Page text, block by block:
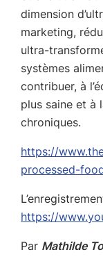
dimension
marketing,
ultra-
systèmes
contribuer, à
plus saine et à
chroniques.
https://
processed-
https://
Par Mathilde